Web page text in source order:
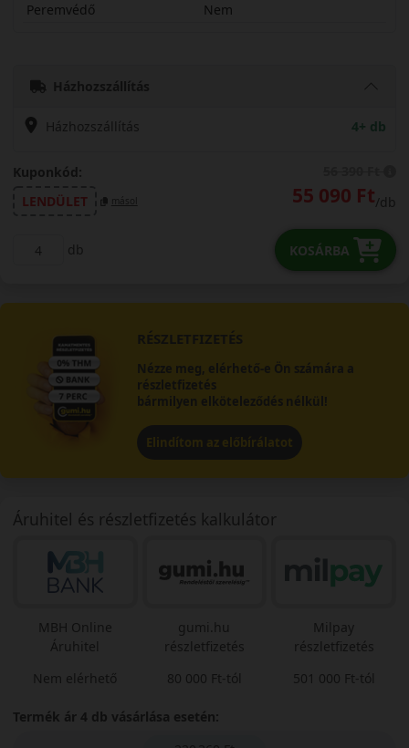
Peremvédő
Nem
Házhozszállítás
Házhozszállítás 4+ db
Kuponkód:
LENDÜLET
másol 55 090 Ft/db
db KOSÁRBA
RÉSZLETFIZETÉS
Nézze meg, elérhető-e Ön számára a
részletfizetés
bármilyen elköteleződés nélkül!
Elindítom az előbírálatot
Áruhitel és részletfizetés kalkulátor
MBH Online
Áruhitel
Nem elérhető
gumi.hu
részletfizetés
80 000 Ft-tól
Milpay
részletfizetés
501 000 Ft-tól
Termék ár 4 db vásárlása esetén: